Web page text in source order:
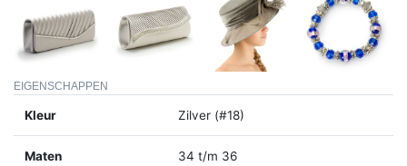
EIGENSCHAPPEN
Kleur Zilver (#18)
Maten
34 t/m 36